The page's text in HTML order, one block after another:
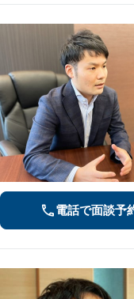
電話で面談予